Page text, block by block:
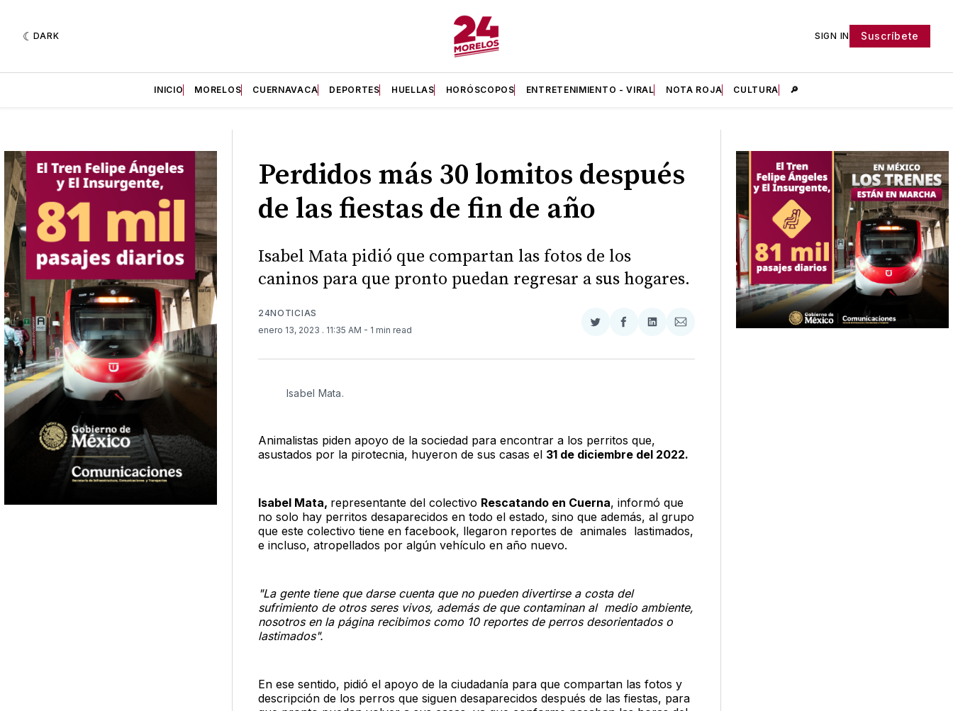
DARK SIGN IN Suscríbete
INICIO MORELOS CUERNAVACA DEPORTES HUELLAS HORÓSCOPOS ENTRETENIMIENTO - VIRAL NOTA ROJA CULTURA 🔎
Perdidos más 30 lomitos después
de las fiestas de fin de año
Isabel Mata pidió que compartan las fotos de los
caninos para que pronto puedan regresar a sus hogares.
24NOTICIAS
enero 13, 2023 . 11:35 AM - 1 min read
Compartir
Twitter
Compartir
Facebook
Compartir
LinkedIn
Compartir
Email
Isabel Mata.
Animalistas piden apoyo de la sociedad para encontrar a los perritos que,
asustados por la pirotecnia, huyeron de sus casas el 31 de diciembre del 2022.
Isabel Mata, representante del colectivo Rescatando en Cuerna, informó que
no solo hay perritos desaparecidos en todo el estado, sino que además, al grupo
que este colectivo tiene en facebook, llegaron reportes de animales lastimados,
e incluso, atropellados por algún vehículo en año nuevo.
"La gente tiene que darse cuenta que no pueden divertirse a costa del
sufrimiento de otros seres vivos, además de que contaminan al medio ambiente,
nosotros en la página recibimos como 10 reportes de perros desorientados o
lastimados".
En ese sentido, pidió el apoyo de la ciudadanía para que compartan las fotos y
descripción de los perros que siguen desaparecidos después de las fiestas, para